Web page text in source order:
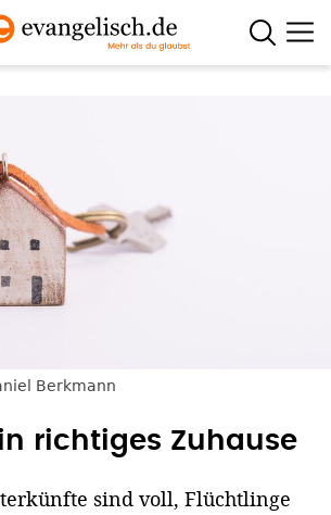
Berkmann
richtiges Zuhause
sind voll, Flüchtlinge